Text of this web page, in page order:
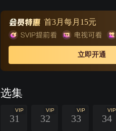
首3月每月15元
立即开通
选集
VIP
31
VIP
32
VIP
33
VIP
34